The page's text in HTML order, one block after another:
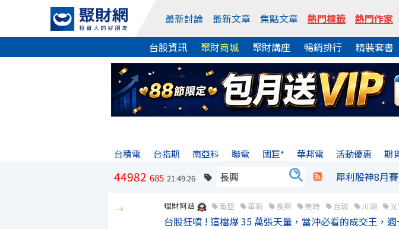
最新討論 最新文章 焦點文章 熱門標籤 熱門作家
台股資訊 聚財商城 聚財講座 暢銷排行 精裝套書
台積電 台指期 南亞科 聯電 國巨* 華邦電 活動優惠 期
44982 685 21:49:26 犀利股神8月賽
→ 理財阿涵 南亞 華新 長興 美時 台玻 川湖
台股狂噴 ! 這檔爆 35 萬張天量，當沖必看的成交王，